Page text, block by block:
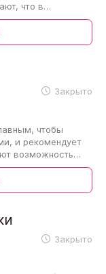
что в
Закрыто
чтобы
и рекомендует
возможность
Закрыто